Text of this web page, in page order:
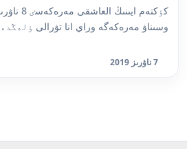
كٶكتەم
وسىناۋ مەرەكەگە وراي انا تۋرالى
7 ناۋرىز 2019